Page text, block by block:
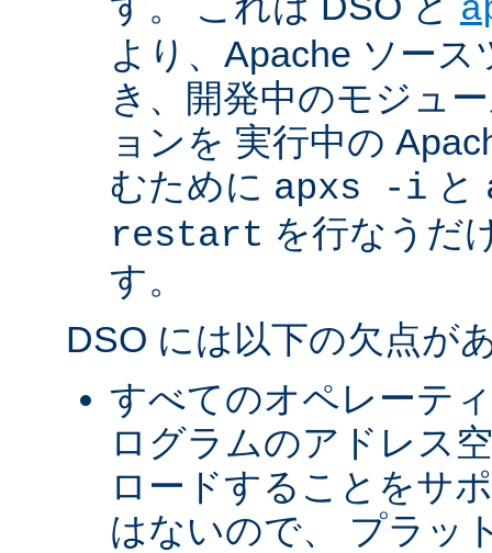
より、Apache ソー
き、開発中のモジュ
ョンを 実行中の
むために apxs -i と
restart を行なうだ
す。
DSO には以下の欠点が
すべてのオペレーテ
ログラムのアドレス
ロードすることをサ
はないので、 プラッ